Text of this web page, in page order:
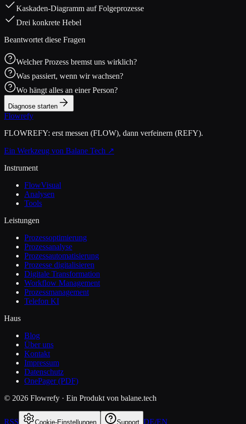
Kaskaden-Diagramm auf Folgeprozesse
Drei konkrete Hebel
Beantwortet diese Fragen
Welcher Prozess bremst uns wirklich?
Was passiert, wenn wir wachsen?
Wo hängt alles an einer Person?
Diagnose starten
Flowrefy
FLOWREFY: erst messen (FLOW), dann verfeinern (REFY).
Ein Werkzeug von Balane Tech ↗
Instrument
FlowVisual
Analysen
Tools
Leistungen
Prozessoptimierung
Prozessanalyse
Prozessautomatisierung
Prozesse digitalisieren
Digitale Transformation
Workflow Management
Prozessmanagement
Telefon KI
Haus
Blog
Über uns
Kontakt
Impressum
Datenschutz
OnePager (PDF)
© 2026 Flowrefy · Ein Produkt von balane.tech
RSS Cookie-Einstellungen Support DE/EN